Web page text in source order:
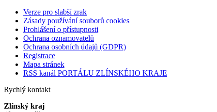
Verze pro slabší zrak
Zásady používání souborů cookies
Prohlášení o přístupnosti
Ochrana oznamovatelů
Ochrana osobních údajů (GDPR)
Registrace
Mapa stránek
RSS kanál PORTÁLU ZLÍNSKÉHO KRAJE
Rychlý kontakt
Zlínský kraj